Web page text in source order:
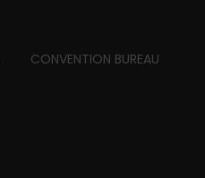
CONVENTION BUREAU